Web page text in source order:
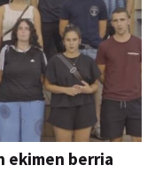
ekimen berria